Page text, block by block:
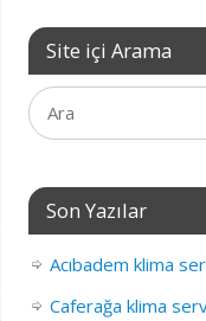
Site içi Arama
Son Yazılar
Acıbadem klima
Caferağa klima